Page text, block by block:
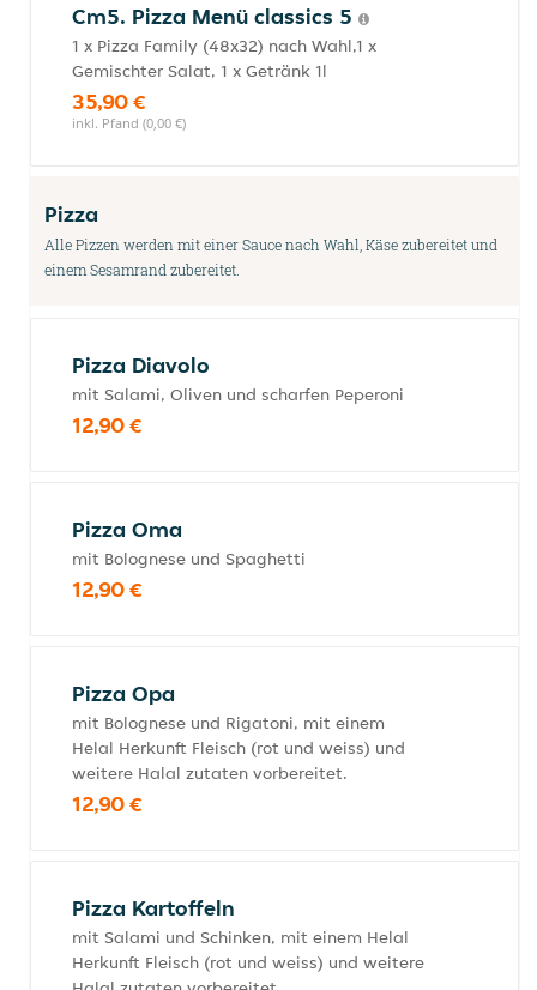
Cm5. Pizza Menü classics 5
1 x Pizza Family (48x32) nach Wahl,1 x
Gemischter Salat, 1 x Getränk 1l
35,90 €
inkl. Pfand (0,00 €)
Pizza
Alle Pizzen werden mit einer Sauce nach Wahl, Käse zubereitet und
einem Sesamrand zubereitet.
Pizza Diavolo
mit Salami, Oliven und scharfen Peperoni
12,90 €
Pizza Oma
mit Bolognese und Spaghetti
12,90 €
Pizza Opa
mit Bolognese und Rigatoni, mit einem
Helal Herkunft Fleisch (rot und weiss) und
weitere Halal zutaten vorbereitet.
12,90 €
Pizza Kartoffeln
mit Salami und Schinken, mit einem Helal
Herkunft Fleisch (rot und weiss) und weitere